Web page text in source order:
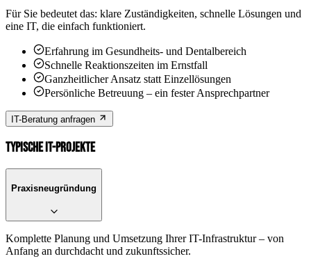
Für Sie bedeutet das: klare Zuständigkeiten, schnelle Lösungen und
eine IT, die einfach funktioniert.
Erfahrung im Gesundheits- und Dentalbereich
Schnelle Reaktionszeiten im Ernstfall
Ganzheitlicher Ansatz statt Einzellösungen
Persönliche Betreuung – ein fester Ansprechpartner
IT-Beratung anfragen
TYPISCHE IT-PROJEKTE
Praxisneugründung
Komplette Planung und Umsetzung Ihrer IT-Infrastruktur – von
Anfang an durchdacht und zukunftssicher.